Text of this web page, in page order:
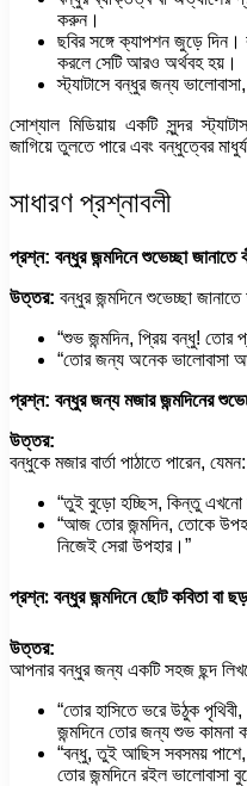
করুন।
ছবির সঙ্গে ক্যাপশন জুড়ে দিন।
করলে সেটি আরও অর্থবহ হয়।
স্ট্যাটাসে বন্ধুর জন্য
সোশ্যাল মিডিয়ায় একটি সুন্দর
জাগিয়ে তুলতে পারে এবং বন্ধুত্বের
সাধারণ প্রশ্নাবলী
প্রশ্ন: বন্ধুর জন্মদিনে শুভেচ্ছা জানাতে
উত্তর: বন্ধুর জন্মদিনে শুভেচ্ছা
“শুভ জন্মদিন, প্রিয় বন্ধু! তোর
“তোর জন্য অনেক ভালোবাসা
প্রশ্ন: বন্ধুর জন্য মজার জন্মদিনের
উত্তর:
বন্ধুকে মজার বার্তা পাঠাতে পারেন, যেমন:
“তুই বুড়ো হচ্ছিস, কিন্তু এখনো
“আজ তোর জন্মদিন, তোকে
নিজেই সেরা উপহার।”
প্রশ্ন: বন্ধুর জন্মদিনে ছোট কবিতা বা
উত্তর:
আপনার বন্ধুর জন্য একটি সহজ ছন্দ
“তোর হাসিতে ভরে উঠুক পৃথিবী,
জন্মদিনে তোর জন্য শুভ কামনা
“বন্ধু, তুই আছিস সবসময় পাশে,
তোর জন্মদিনে রইল ভালোবাসা